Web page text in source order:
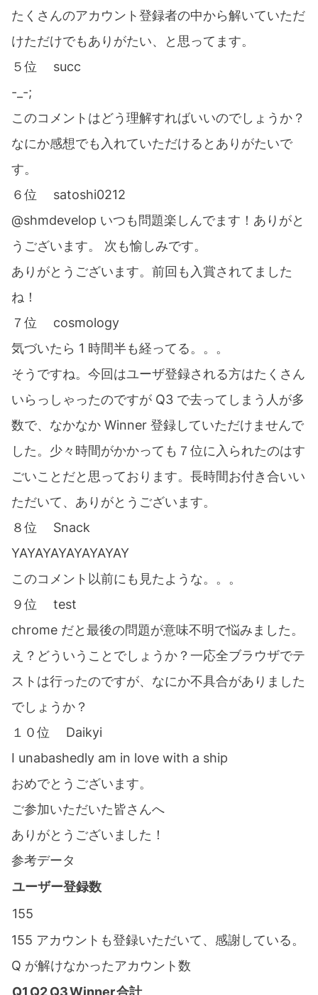
たくさんのアカウント登録者の中から解いていただ
けただけでもありがたい、と思ってます。
５位 succ
-_-;
このコメントはどう理解すればいいのでしょうか？
なにか感想でも入れていただけるとありがたいで
す。
６位 satoshi0212
@shmdevelop いつも問題楽しんでます！ありがと
うございます。 次も愉しみです。
ありがとうございます。前回も入賞されてました
ね！
７位 cosmology
気づいたら 1 時間半も経ってる。。。
そうですね。今回はユーザ登録される方はたくさん
いらっしゃったのですが Q3 で去ってしまう人が多
数で、なかなか Winner 登録していただけませんで
した。少々時間がかかっても７位に入られたのはす
ごいことだと思っております。長時間お付き合いい
ただいて、ありがとうございます。
８位 Snack
YAYAYAYAYAYAYAY
このコメント以前にも見たような。。。
９位 test
chrome だと最後の問題が意味不明で悩みました。
え？どういうことでしょうか？一応全ブラウザでテ
ストは行ったのですが、なにか不具合がありました
でしょうか？
１０位 Daikyi
I unabashedly am in love with a ship
おめでとうございます。
ご参加いただいた皆さんへ
ありがとうございました！
参考データ
ユーザー登録数
155
155 アカウントも登録いただいて、感謝している。
Q が解けなかったアカウント数
Q1 Q2Q3Winner合計